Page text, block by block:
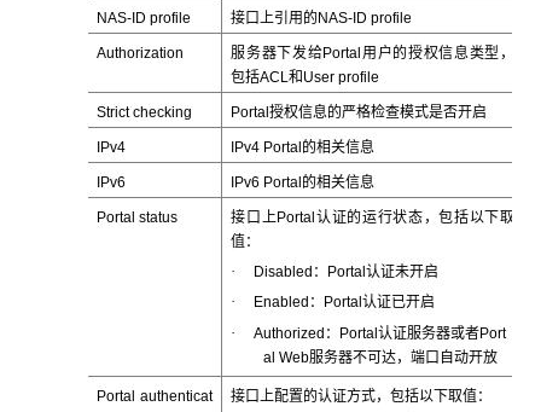
NAS-ID profile 接口上引用的NAS-ID profile
Authorization
服务器下发给Portal用户的授权信息类型，
包括ACL和User profile
Strict checking Portal授权信息的严格检查模式是否开启
IPv4 IPv4 Portal的相关信息
IPv6 IPv6 Portal的相关信息
Portal status
接口上Portal认证的运行状态，包括以下取
值：
· Disabled：Portal认证未开启
· Enabled：Portal认证已开启
· Authorized：Portal认证服务器或者Port
al Web服务器不可达，端口自动开放
Portal authenticat
接口上配置的认证方式，包括以下取值：